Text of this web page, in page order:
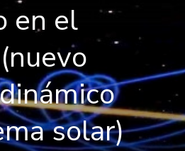
en el
solar)